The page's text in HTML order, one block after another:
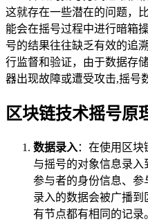
这就存在一些潜在的问题，
能会在摇号过程中进行暗箱
号的结果往往缺乏有效的追
行监督和验证，由于数据存
器出现故障或遭受攻击,摇号
区块链技术摇号原
数据录入：在使用区
与摇号的对象信息录
参与者的身份信息、参
录入的数据会被广播
有节点都有相同的记录